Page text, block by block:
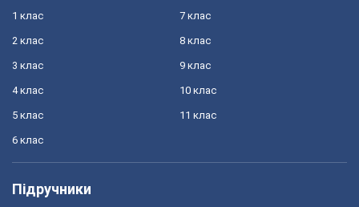
1 клас
2 клас
3 клас
4 клас
5 клас
6 клас
7 клас
8 клас
9 клас
10 клас
11 клас
Підручники